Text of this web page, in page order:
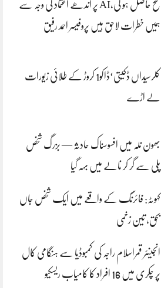
فتح حاصل ہو گی،AI پر اندھے اعتماد کی وجہ سے
ہمیں خطرات لاحق ہیں پروفیسر احمد رفیق
کلرسیداں ڈکیتی‘ڈاکو1 کروڑ کے طلائی زیورات
لے اڑے
بھون نلہ میں افسوسناک حادثہ — بزرگ شخص
پلی سے گر کر نالے میں بہہ گیا
کہوٹہ: فائرنگ کے واقعے میں ایک شخص جاں
بحق، تین زخمی
انجینئر قمراسلام راجہ کی کمبوڈیا سے ہنگامی کال
پر چکری میں 16 افراد کا کامیاب ریسکیو